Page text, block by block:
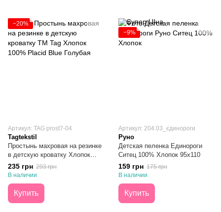
−20%
Артикул: TAG prost7-04
Tagtekstil
Простынь махровая на резинке
в детскую кроватку Хлопок
100% Placid Blue Голубая
60x120х20
235 грн 293 грн
В наличии
Купить
−9%
Артикул: 204.03_єдинороги
Руно
Детская пеленка Единороги
Ситец 100% Хлопок 95х110
159 грн 175 грн
В наличии
Купить